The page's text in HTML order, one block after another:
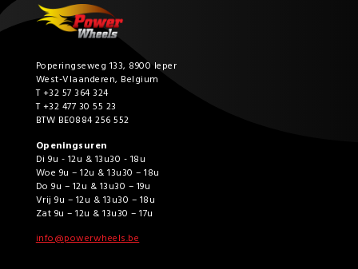
Poperingseweg 133, 8900 Ieper
West-Vlaanderen, Belgium
T +32 57 364 324
T +32 477 30 55 23
BTW BE0884 256 552
Openingsuren
Di 9u - 12u & 13u30 - 18u
Woe 9u – 12u & 13u30 – 18u
Do 9u – 12u & 13u30 – 19u
Vrij 9u – 12u & 13u30 – 18u
Zat 9u – 12u & 13u30 – 17u
info@powerwheels.be